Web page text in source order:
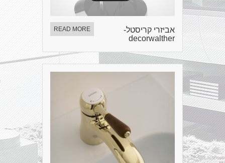
אביזרי קריסטל-
decorwalther
READ MORE